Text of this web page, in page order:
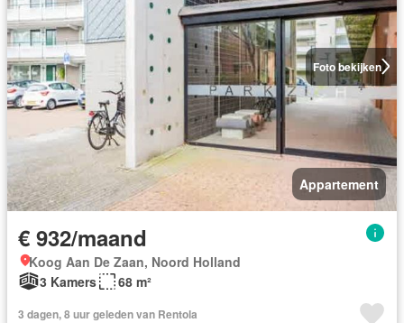
Foto bekijken
Appartement
€ 932/maand
Koog Aan De Zaan, Noord Holland
3 Kamers
68 m²
3 dagen, 8 uur geleden van Rentola